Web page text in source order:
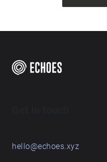
hello@echoes.xyz